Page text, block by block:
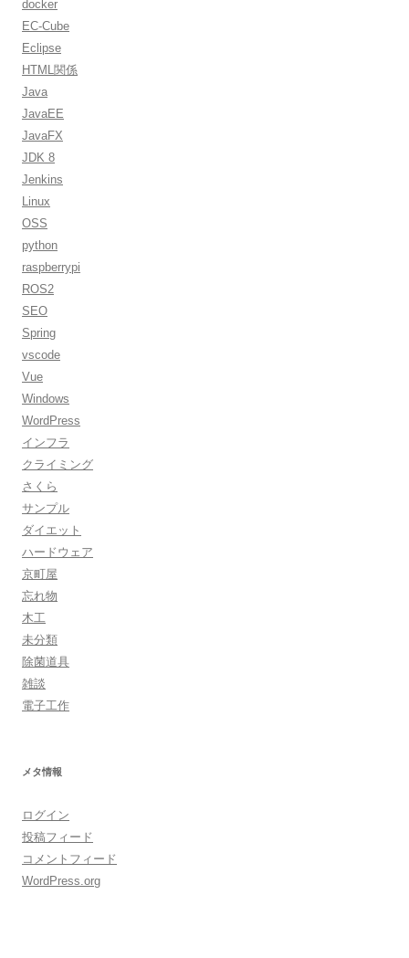
docker
EC-Cube
Eclipse
HTML関係
Java
JavaEE
JavaFX
JDK 8
Jenkins
Linux
OSS
python
raspberrypi
ROS2
SEO
Spring
vscode
Vue
Windows
WordPress
インフラ
クライミング
さくら
サンプル
ダイエット
ハードウェア
京町屋
忘れ物
木工
未分類
除菌道具
雑談
電子工作
メタ情報
ログイン
投稿フィード
コメントフィード
WordPress.org